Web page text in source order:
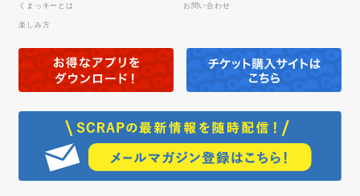
くまっキーとは
楽しみ方
お問い合わせ